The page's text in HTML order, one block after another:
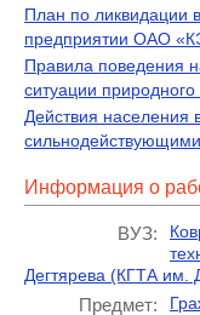
План по ликвидации
предприятии ОАО
Правила поведения
ситуации природного
Действия населения
Информация о
ВУЗ:
Дегтярева (КГТА им.
Предмет: